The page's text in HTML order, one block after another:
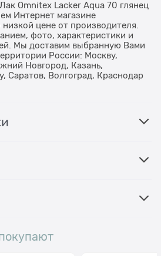
Omnitex Lacker Aqua 70 глянец
Интернет магазине
цене от производителя.
фото, характеристики и
Мы доставим выбранную Вами
России: Москву,
Новгород, Казань,
Саратов, Волгоград, Краснодар